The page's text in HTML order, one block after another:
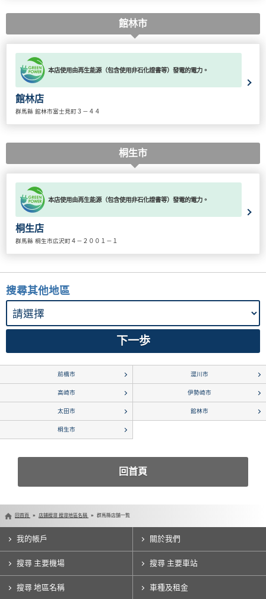
館林市
本店使用由再生能源（包含使用非石化證書等）發電的電力。
館林店
群馬縣 館林市富士見町３－４４
桐生市
本店使用由再生能源（包含使用非石化證書等）發電的電力。
桐生店
群馬縣 桐生市広沢町４－２００１－１
搜尋其他地區
前橋市 澀川市
高崎市 伊勢崎市
太田市 館林市
桐生市
回首頁
回首頁 店鋪搜尋 搜尋地區名稱 群馬縣店舗一覧
我的帳戶 關於我們
搜尋 主要機場 搜尋 主要車站
搜尋 地區名稱 車種及租金